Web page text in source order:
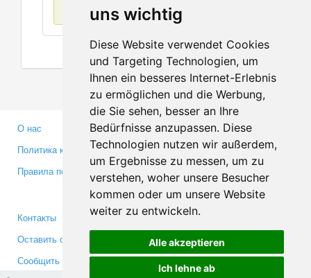
uns wichtig
Diese Website verwendet Cookies
und Targeting Technologien, um
Ihnen ein besseres Internet-Erlebnis
zu ermöglichen und die Werbung,
die Sie sehen, besser an Ihre
Bedürfnisse anzupassen. Diese
Technologien nutzen wir außerdem,
um Ergebnisse zu messen, um zu
verstehen, woher unsere Besucher
kommen oder um unsere Website
weiter zu entwickeln.
Alle akzeptieren
Ich lehne ab
О нас
Политика конфиденциальности
Правила пользования
Партнерам
Инвесторам
Медиа
Контакты
Оставить отзыв
Сообщить об ошибке
Facebook
Twitter
YouTube